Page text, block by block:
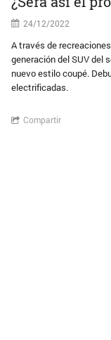
24/12/2022
A través de
generación del SUV del
nuevo estilo coupé.
electrificadas.
Compartir